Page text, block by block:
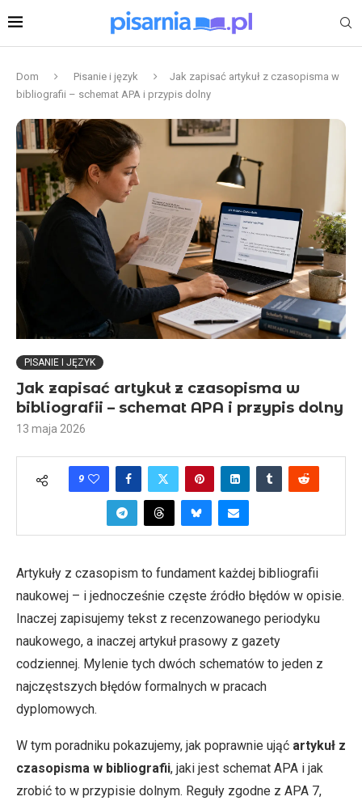
Dom Pisanie i język
Jak zapisać artykuł z czasopisma w
bibliografii – schemat APA i przypis dolny
PISANIE I JĘZYK
Jak zapisać artykuł z czasopisma w
bibliografii – schemat APA i przypis dolny
13 maja 2026
9
Artykuły z czasopism to fundament każdej bibliografii
naukowej – i jednocześnie częste źródło błędów w opisie.
Inaczej zapisujemy tekst z recenzowanego periodyku
naukowego, a inaczej artykuł prasowy z gazety
codziennej. Mylenie tych dwóch schematów to jeden z
najczęstszych błędów formalnych w pracach
dyplomowych.
W tym poradniku pokazujemy, jak poprawnie ująć artykuł z
czasopisma w bibliografii, jaki jest schemat APA i jak
zrobić to w przypisie dolnym. Reguły zgodne z APA 7,